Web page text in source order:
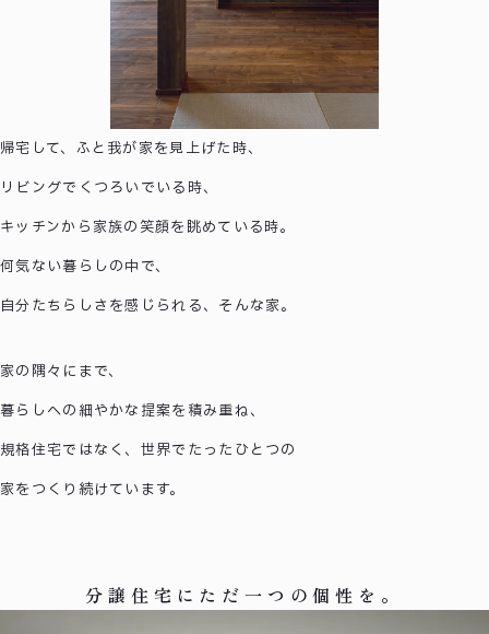
帰宅して、ふと我が家を見上げた時、
リビングでくつろいでいる時、
キッチンから家族の笑顔を眺めている時。
何気ない暮らしの中で、
自分たちらしさを感じられる、そんな家。
家の隅々にまで、
暮らしへの細やかな提案を積み重ね、
規格住宅ではなく、世界でたったひとつの
家をつくり続けています。
分譲住宅にただ一つの個性を。